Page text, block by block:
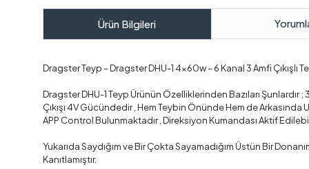
Ürün Bilgileri
Dragster Teyp – Dragster DHU-1 4x60w – 6 Kanal 3 Amfi Çıkışlı
Dragster DHU-1 Teyp Ürünün Özelliklerinden Bazıları Şunlardır ;
Çıkışı 4V Gücündedir , Hem Teybin Önünde Hem de
APP Control Bulunmaktadır , Direksiyon Kumandası Aktif
Yukarıda Saydığım ve Bir Çokta Sayamadığım Üstün Bir
Kanıtlamıştır.